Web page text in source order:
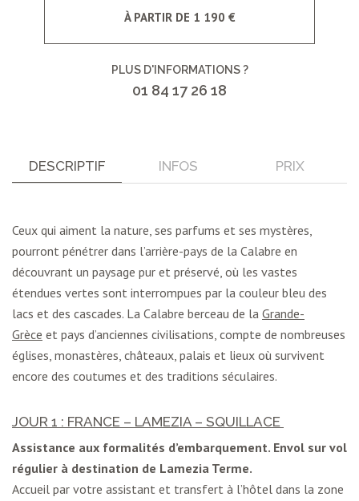
À PARTIR DE 1 190 €
PLUS D'INFORMATIONS ?
01 84 17 26 18
DESCRIPTIF INFOS PRIX
Ceux qui aiment la nature, ses parfums et ses mystères,
pourront pénétrer dans l’arrière-pays de la Calabre en
découvrant un paysage pur et préservé, où les vastes
étendues vertes sont interrompues par la couleur bleu des
lacs et des cascades. La Calabre berceau de la Grande-
Grèce et pays d’anciennes civilisations, compte de nombreuses
églises, monastères, châteaux, palais et lieux où survivent
encore des coutumes et des traditions séculaires.
JOUR 1 : FRANCE – LAMEZIA – SQUILLACE
Assistance aux formalités d’embarquement. Envol sur vol
régulier à destination de Lamezia Terme.
Accueil par votre assistant et transfert à l’hôtel dans la zone